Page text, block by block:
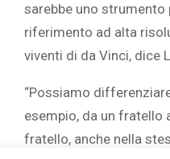
sarebbe uno
riferimento ad alta
viventi di da Vinci, dice
“Possiamo
esempio, da un fratello
fratello, anche nella